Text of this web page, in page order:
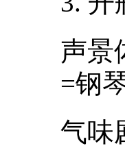
声景
=钢
气味